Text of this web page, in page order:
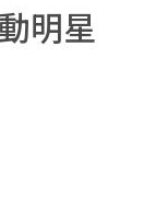
明星